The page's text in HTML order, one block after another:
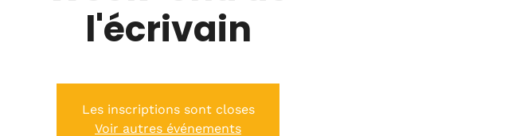
l'écrivain
Les inscriptions sont closes
Voir autres événements